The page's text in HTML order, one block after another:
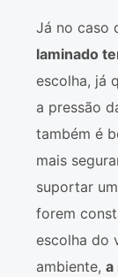
Já no caso
laminado
escolha, já
a pressão
também é
mais
suportar
forem
escolha do
ambiente, a